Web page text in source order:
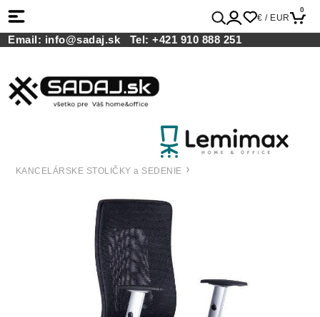
€ / EUR
0
Email: info@sadaj.sk Tel:+421 910 888 251
KANCELÁRSKE STOLIČKY a SEDENIE